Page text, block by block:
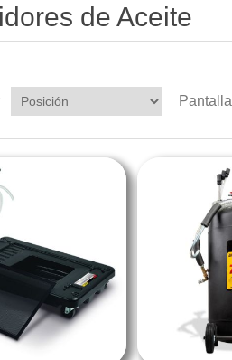
de Aceite
Pantalla